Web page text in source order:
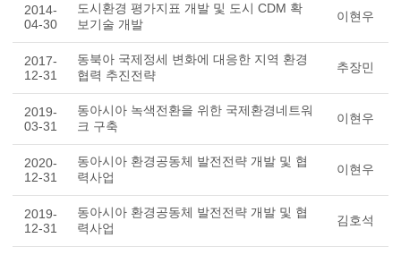
2014-
04-30
도시환경 평가지표 개발 및 도시 CDM 확
보기술 개발
이현우
2017-
12-31
동북아 국제정세 변화에 대응한 지역 환경
협력 추진전략
추장민
2019-
03-31
동아시아 녹색전환을 위한 국제환경네트워
크 구축
이현우
2020-
12-31
동아시아 환경공동체 발전전략 개발 및 협
력사업
이현우
2019-
12-31
동아시아 환경공동체 발전전략 개발 및 협
력사업
김호석